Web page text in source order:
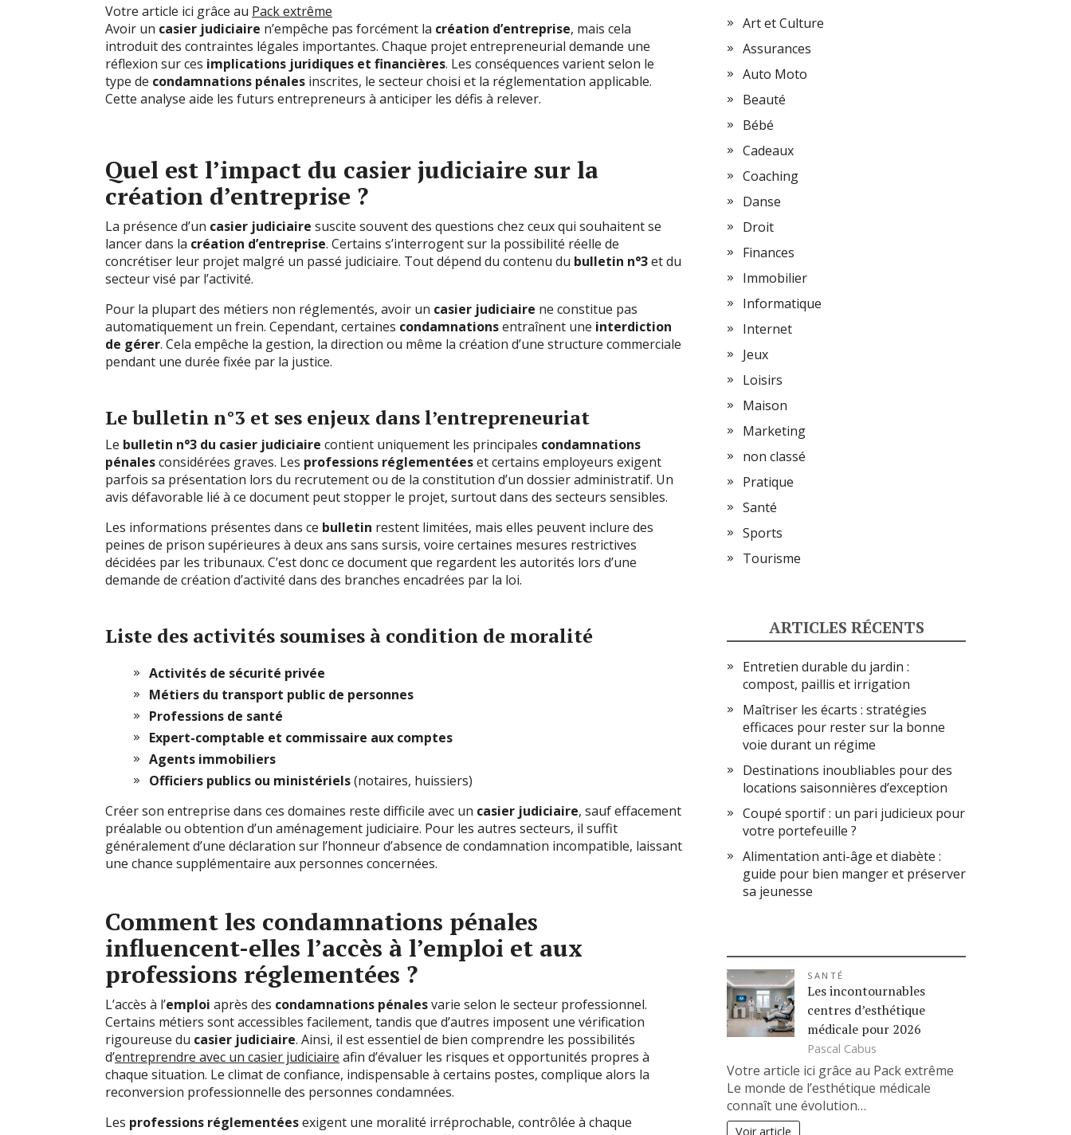
Votre article ici grâce au Pack extrême
Avoir un casier judiciaire n’empêche pas forcément la création d’entreprise, mais cela
introduit des contraintes légales importantes. Chaque projet entrepreneurial demande une
réflexion sur ces implications juridiques et financières. Les conséquences varient selon le
type de condamnations pénales inscrites, le secteur choisi et la réglementation applicable.
Cette analyse aide les futurs entrepreneurs à anticiper les défis à relever.
Quel est l’impact du casier judiciaire sur la
création d’entreprise ?
La présence d’un casier judiciaire suscite souvent des questions chez ceux qui souhaitent se
lancer dans la création d’entreprise. Certains s’interrogent sur la possibilité réelle de
concrétiser leur projet malgré un passé judiciaire. Tout dépend du contenu du bulletin n°3et du
secteur visé par l’activité.
Pour la plupart des métiers non réglementés, avoir un casier judiciaire ne constitue pas
automatiquement un frein. Cependant, certaines condamnationsentraînent une interdiction
de gérer. Cela empêche la gestion, la direction ou même la création d’une structure commerciale
pendant une durée fixée par la justice.
Le bulletin n°3 et ses enjeux dans l’entrepreneuriat
Le bulletin n°3 du casier judiciaire contient uniquement les principales condamnations
pénalesconsidérées graves. Les professions réglementéeset certains employeurs exigent
parfois sa présentation lors du recrutement ou de la constitution d’un dossier administratif. Un
avis défavorable lié à ce document peut stopper le projet, surtout dans des secteurs sensibles.
Les informations présentes dans ce bulletin restent limitées, mais elles peuvent inclure des
peines de prison supérieures à deux ans sans sursis, voire certaines mesures restrictives
décidées par les tribunaux. C’est donc ce document que regardent les autorités lors d’une
demande de création d’activité dans des branches encadrées par la loi.
Liste des activités soumises à condition de moralité
Activités de sécurité privée
Métiers du transport public de personnes
Professions de santé
Expert-comptable et commissaire aux comptes
Agents immobiliers
Officiers publics ou ministériels(notaires, huissiers)
Créer son entreprise dans ces domaines reste difficile avec un casier judiciaire, sauf effacement
préalable ou obtention d’un aménagement judiciaire. Pour les autres secteurs, il suffit
généralement d’une déclaration sur l’honneur d’absence de condamnation incompatible, laissant
une chance supplémentaire aux personnes concernées.
Comment les condamnations pénales
influencent-elles l’accès à l’emploi et aux
professions réglementées ?
L’accès à l’emploi après des condamnations pénalesvarie selon le secteur professionnel.
Certains métiers sont accessibles facilement, tandis que d’autres imposent une vérification
rigoureuse du casier judiciaire. Ainsi, il est essentiel de bien comprendre les possibilités
d’entreprendre avec un casier judiciaire afin d’évaluer les risques et opportunités propres à
chaque situation. Le climat de confiance, indispensable à certains postes, complique alors la
reconversion professionnelle des personnes condamnées.
Les professions réglementéesexigent une moralité irréprochable, contrôlée à chaque
Art et Culture
Assurances
Auto Moto
Beauté
Bébé
Cadeaux
Coaching
Danse
Droit
Finances
Immobilier
Informatique
Internet
Jeux
Loisirs
Maison
Marketing
non classé
Pratique
Santé
Sports
Tourisme
ARTICLES RÉCENTS
Entretien durable du jardin :
compost, paillis et irrigation
Maîtriser les écarts : stratégies
efficaces pour rester sur la bonne
voie durant un régime
Destinations inoubliables pour des
locations saisonnières d’exception
Coupé sportif : un pari judicieux pour
votre portefeuille ?
Alimentation anti-âge et diabète :
guide pour bien manger et préserver
sa jeunesse
SANTÉ
Les incontournables
centres d’esthétique
médicale pour 2026
Pascal Cabus
Votre article ici grâce au Pack extrême
Le monde de l’esthétique médicale
connaît une évolution…
Voir article